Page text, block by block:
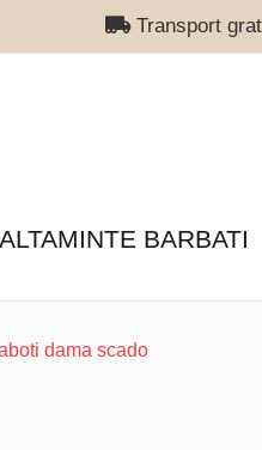
Transport
BARBATI
dama scado